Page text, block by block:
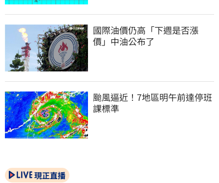
國際油價仍高「下週是否漲
價」中油公布了
颱風逼近！7地區明午前達停班
課標準
現正直播